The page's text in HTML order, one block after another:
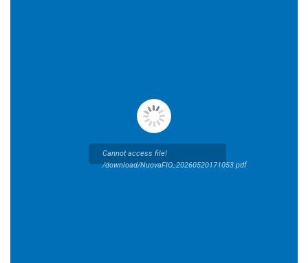
Cannot access file!
/download/NuovaFIO_20260520171053.pdf